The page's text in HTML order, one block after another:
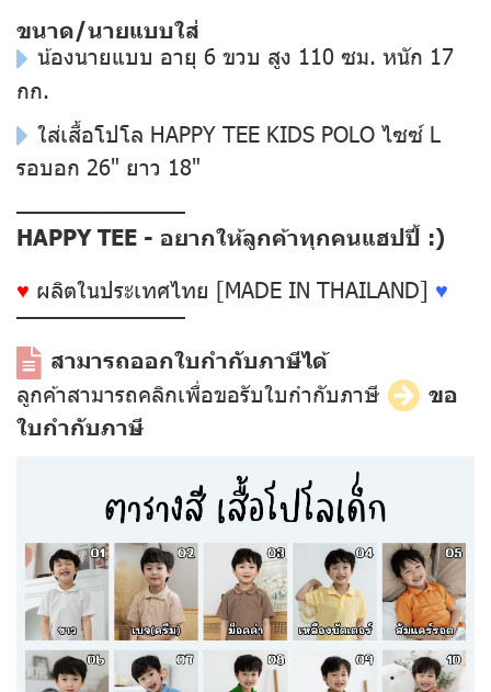
ขนาด/นายแบบใส่
น้องนายแบบ อายุ 6 ขวบ สูง 110 ซม. หนัก 17
กก.
ใส่เสื้อโปโล HAPPY TEE KIDS POLO ไซซ์ L
รอบอก 26" ยาว 18"
––––––––––––––
HAPPY TEE - อยากให้ลูกค้าทุกคนแฮปปี้ :)
♥ ผลิตในประเทศไทย [MADE IN THAILAND] ♥
––––––––––––––
สามารถออกใบกำกับภาษีได้
ลูกค้าสามารถคลิกเพื่อขอรับใบกำกับภาษี
ขอ
ใบกำกับภาษี